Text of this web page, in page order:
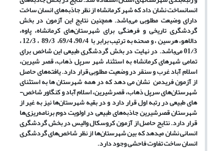
انسان­ساخت نشان داد که شهر کرمانشاه از نظر جاذبه‌های انسان ساخت
دارای وضیعت مطلوبی می‌باشد. همچنین نتایج این آزمون در بخش
گردشگری تاریخی و فرهنگی برای شهرستان‌های کرمانشاه، پاوه،
دالاهو، هرسین ، و صحنه به ترتیب برابر با 90/4، 69/4، 89/3 ، 12/3 ،
01/3 می­‌باشد. در نهایت در بخش گردشگری طبیعی این شاخص برای
تمامی شهرهای کرمانشاه به استثناء شهر سرپل ذهاب، قصر شیرین،
اسلام آباد غرب و سنقر در وضعیت مطلوبی قرار دارد. یافته‌­های حاصل
از آزمون فریدمن نشان می ­دهد که در همه شهرستان ­ها به استثنای
شهرستان‌­های سرپل ذهاب، قصرشیرین، اسلام آباد و کنگاور شاخص‌­
های طبیعی در رتبه اول قرار دارد و در بقیه شهرستان‌­ها نیز به غیر از
شهرستان قصرشیرین جاذبه­‌های طبیعی در اولویت دوم برنامه­‌ریزی­‌ها
قرار دارد. نتایج حاصل از آزمون کروسکال والیس در بخش گردشگری
انسانی نشان می­دهد که بین شهرستان­‌ها از نظر شاخص­‌های گردشگری
انسان ساخت تفاوت فاحشی وجود دارد.